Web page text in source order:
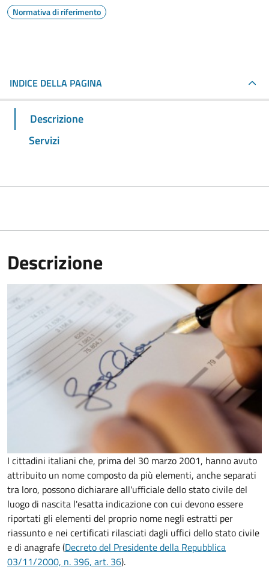
Normativa di riferimento
INDICE DELLA PAGINA
Descrizione
Servizi
Descrizione
I cittadini italiani che, prima del 30 marzo 2001, hanno avuto
attribuito un nome composto da più elementi, anche separati
tra loro, possono dichiarare all'ufficiale dello stato civile del
luogo di nascita l'esatta indicazione con cui devono essere
riportati gli elementi del proprio nome negli estratti per
riassunto e nei certificati rilasciati dagli uffici dello stato civile
e di anagrafe (Decreto del Presidente della Repubblica
03/11/2000, n. 396, art. 36).